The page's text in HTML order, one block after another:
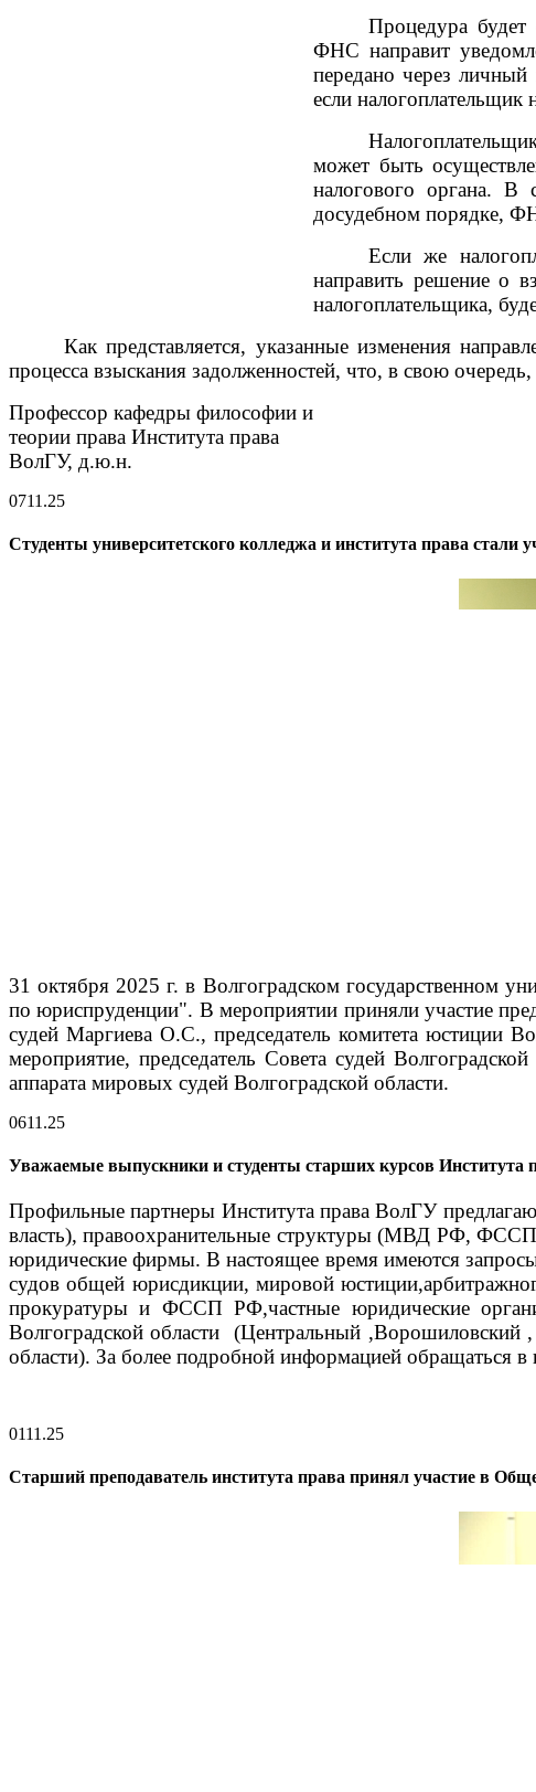
Процедура будет
ФНС направит
передано через личный
если налогоплательщик
может быть
налогового органа. В
досудебном порядке,
Если же
направить решение о
налогоплательщика,
Как представляется, указанные изменения
процесса взыскания задолженностей, что, в свою
Профессор кафедры философии и
теории права Института права
ВолГУ, д.ю.н.
0711.25
Студенты университетского колледжа и института права
31 октября 2025 г. в Волгоградском государственном
по юриспруденции". В мероприятии приняли участие
судей Маргиева О.С., председатель комитета юстиции
мероприятие, председатель Совета судей
аппарата мировых судей Волгоградской области.
0611.25
Уважаемые выпускники и студенты старших курсов Института
Профильные партнеры Института права ВолГУ
власть), правоохранительные структуры (МВД РФ,
юридические фирмы.В настоящее время имеются
судов общей юрисдикции, мировой
прокуратуры и ФССП РФ,частные юридические
Волгоградской области (Центральный ,Ворошиловский
области). За более подробной информацией обращаться
0111.25
Старший преподаватель института права принял участие в